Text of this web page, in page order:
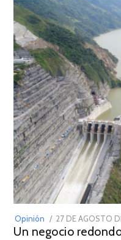
Opinión
POSTED
ON
27 DE AGOSTO
Un negocio